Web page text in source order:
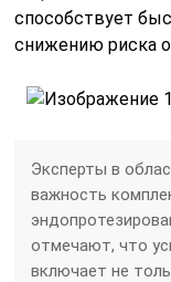
способствует
снижению риска
Эксперты в
важность
отмечают, что
включает не